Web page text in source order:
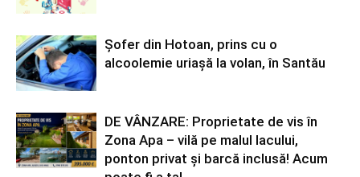
Șofer din Hotoan, prins cu o
alcoolemie uriașă la volan, în Santău
DE VÂNZARE: Proprietate de vis în
Zona Apa – vilă pe malul lacului,
ponton privat și barcă inclusă! Acum